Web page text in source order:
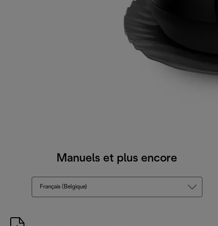
Manuels et plus encore
Français (Belgique)